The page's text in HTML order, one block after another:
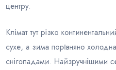
центру.
Клімат тут різко
сухе, а зима порівняно
снігопадами. Найзручнішими